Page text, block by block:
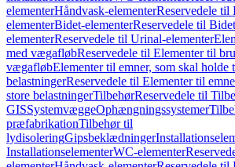
elementerHåndvask-elementerReservedele til
elementerBidet-elementerReservedele til
elementerReservedele til Urinal-elementer
med vægafløbReservedele til Elementer til
vægafløbElementer til emner, som skal holde
belastningerReservedele til Elementer til
store belastningerTilbehørReservedele til
GISSystemvæggeOphængningssystemer
præfabrikationTilbehør til
lydisoleringGipsbeklædninger
InstallationselementerWC-elementer